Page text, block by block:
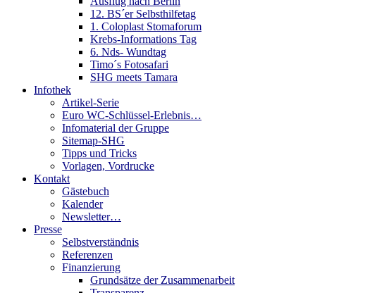
12. BS´er Selbsthilfetag
1. Coloplast Stomaforum
Krebs-Informations Tag
6. Nds- Wundtag
Timo´s Fotosafari
SHG meets Tamara
Infothek
Artikel-Serie
Euro WC-Schlüssel-Erlebnis…
Infomaterial der Gruppe
Sitemap-SHG
Tipps und Tricks
Vorlagen, Vordrucke
Kontakt
Gästebuch
Kalender
Newsletter…
Presse
Selbstverständnis
Referenzen
Finanzierung
Grundsätze der Zusammenarbeit